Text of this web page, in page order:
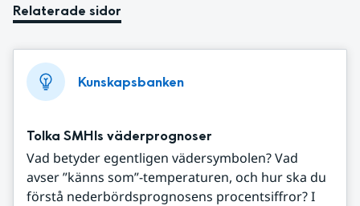
Relaterade sidor
Kunskapsbanken
Tolka SMHIs väderprognoser
Vad betyder egentligen vädersymbolen? Vad
avser ”känns som”-temperaturen, och hur ska du
förstå nederbördsprognosens procentsiffror? I